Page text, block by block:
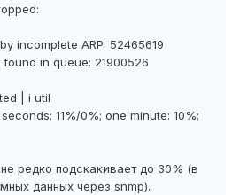
incomplete ARP: 52465619
in queue: 21900526
| i util
11%/0%; one minute: 10%;
редко подскакивает до 30% (в
данных через snmp).